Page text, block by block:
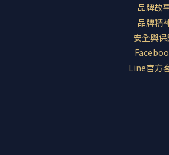
品牌故
品牌精
安全與
Line官方